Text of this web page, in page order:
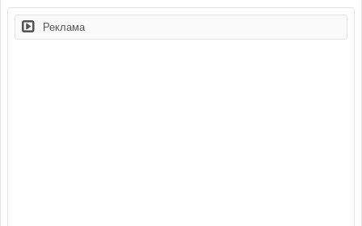
Реклама